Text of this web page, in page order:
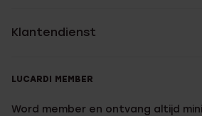
Klantendienst
LUCARDI MEMBER
Word member en ontvang altijd